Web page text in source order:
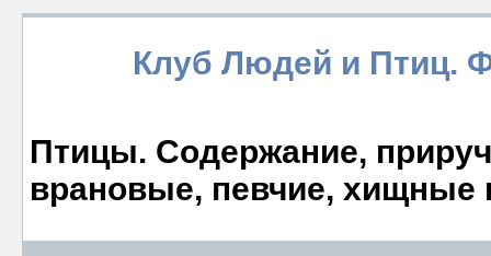
Клуб Людей и Птиц.
Птицы. Содержание,
врановые, певчие, хищные